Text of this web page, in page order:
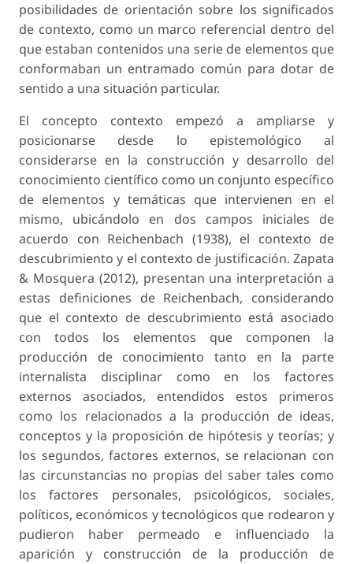
posibilidades de orientación sobre los significados
de contexto, como un marco referencial dentro del
que estaban contenidos una serie de elementos que
conformaban un entramado común para dotar de
sentido a una situación particular.
El concepto contexto empezó a ampliarse y
posicionarse desde lo epistemológico al
considerarse en la construcción y desarrollo del
conocimiento científico como un conjunto específico
de elementos y temáticas que intervienen en el
mismo, ubicándolo en dos campos iniciales de
acuerdo con Reichenbach (1938), el contexto de
descubrimiento y el contexto de justificación. Zapata
& Mosquera (2012), presentan una interpretación a
estas definiciones de Reichenbach, considerando
que el contexto de descubrimiento está asociado
con todos los elementos que componen la
producción de conocimiento tanto en la parte
internalista disciplinar como en los factores
externos asociados, entendidos estos primeros
como los relacionados a la producción de ideas,
conceptos y la proposición de hipótesis y teorías; y
los segundos, factores externos, se relacionan con
las circunstancias no propias del saber tales como
los factores personales, psicológicos, sociales,
políticos, económicos y tecnológicos que rodearon y
pudieron haber permeado e influenciado la
aparición y construcción de la producción de